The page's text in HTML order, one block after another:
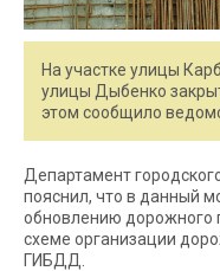
На участке улицы
улицы Дыбенко
этом сообщило
Департамент
пояснил, что в данный
обновлению дорожного
схеме организации
ГИБДД.